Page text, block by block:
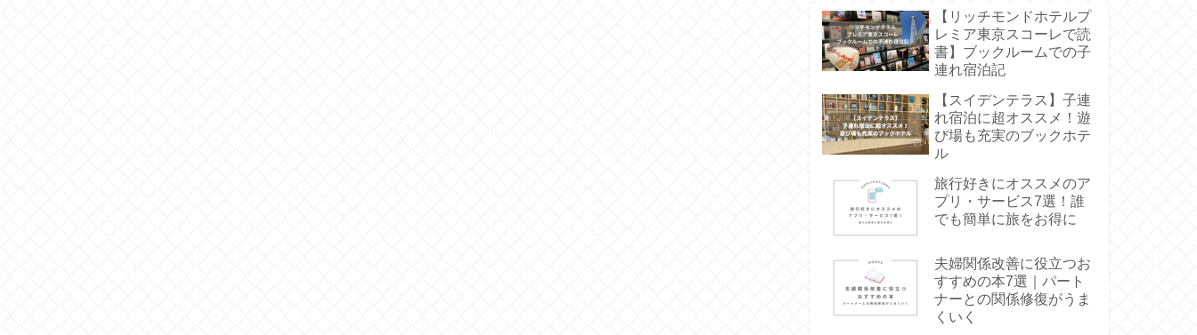
【リッチモンドホテルプ
レミア東京スコーレで読
書】ブックルームでの子
連れ宿泊記
【スイデンテラス】子連
れ宿泊に超オススメ！遊
び場も充実のブックホテ
ル
旅行好きにオススメのア
プリ・サービス7選！誰
でも簡単に旅をお得に
夫婦関係改善に役立つお
すすめの本7選｜パート
ナーとの関係修復がうま
くいく